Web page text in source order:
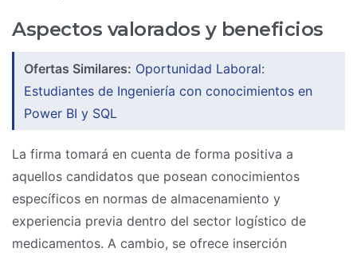
Aspectos valorados y beneficios
Ofertas Similares: Oportunidad Laboral:
Estudiantes de Ingeniería con conocimientos en
Power BI y SQL
La firma tomará en cuenta de forma positiva a
aquellos candidatos que posean conocimientos
específicos en normas de almacenamiento y
experiencia previa dentro del sector logístico de
medicamentos. A cambio, se ofrece inserción